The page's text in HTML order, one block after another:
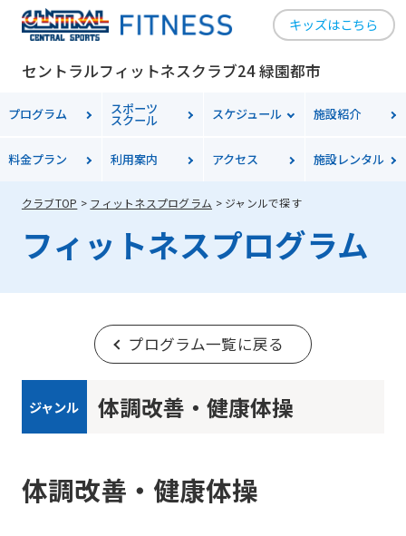
キッズはこちら
セントラルフィットネスクラブ24 緑園都市
プログラム スポーツ
スクール スケジュール 施設紹介
料金プラン 利用案内 アクセス 施設レンタル
クラブTOP フィットネスプログラム ジャンルで探す
フィットネスプログラム
プログラム一覧に戻る
ジャンル 体調改善・健康体操
体調改善・健康体操